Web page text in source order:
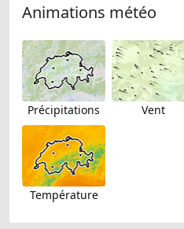
Animations météo
Précipitations Vent
Température